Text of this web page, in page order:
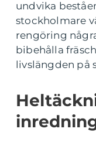
undvika
stockholmare
rengöring
bibehålla
livslängden på